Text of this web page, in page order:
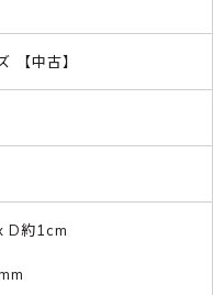
【中古】
D約1cm